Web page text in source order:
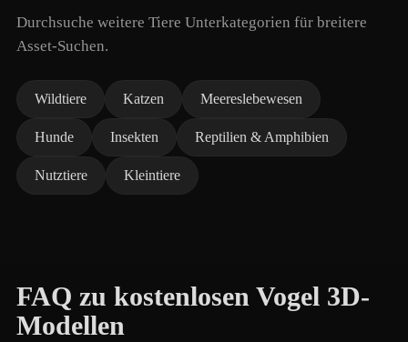
Durchsuche weitere Tiere Unterkategorien für breitere
Asset-Suchen.
Wildtiere Katzen Meereslebewesen
Hunde Insekten Reptilien & Amphibien
Nutztiere Kleintiere
FAQ zu kostenlosen Vogel 3D-
Modellen